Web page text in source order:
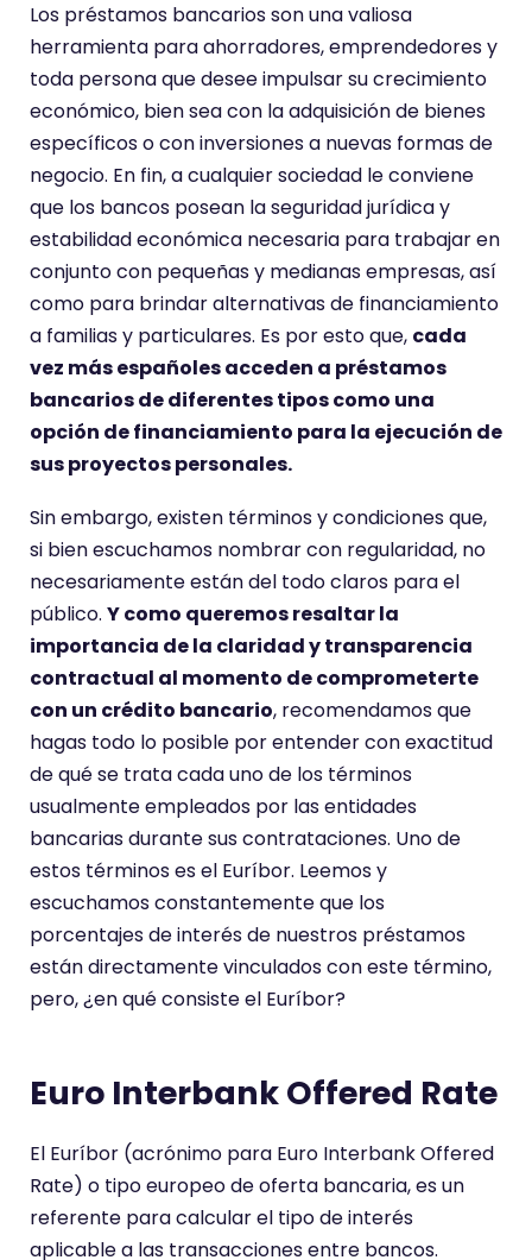
d
e
x
r
a
t
e
Los préstamos bancarios son una valiosa
herramienta para ahorradores, emprendedores y
toda persona que desee impulsar su crecimiento
económico, bien sea con la adquisición de bienes
específicos o con inversiones a nuevas formas de
negocio. En fin, a cualquier sociedad le conviene
que los bancos posean la seguridad jurídica y
estabilidad económica necesaria para trabajar en
conjunto con pequeñas y medianas empresas, así
como para brindar alternativas de financiamiento
a familias y particulares. Es por esto que, cada
vez más españoles acceden a préstamos
bancarios de diferentes tipos como una
opción de financiamiento para la ejecución de
sus proyectos personales.
Sin embargo, existen términos y condiciones que,
si bien escuchamos nombrar con regularidad, no
necesariamente están del todo claros para el
público. Y como queremos resaltar la
importancia de la claridad y transparencia
contractual al momento de comprometerte
con un crédito bancario, recomendamos que
hagas todo lo posible por entender con exactitud
de qué se trata cada uno de los términos
usualmente empleados por las entidades
bancarias durante sus contrataciones. Uno de
estos términos es el Euríbor. Leemos y
escuchamos constantemente que los
porcentajes de interés de nuestros préstamos
están directamente vinculados con este término,
pero, ¿en qué consiste el Euríbor?
Euro Interbank Offered Rate
El Euríbor (acrónimo para Euro Interbank Offered
Rate) o tipo europeo de oferta bancaria, es un
referente para calcular el tipo de interés
aplicable a las transacciones entre bancos.